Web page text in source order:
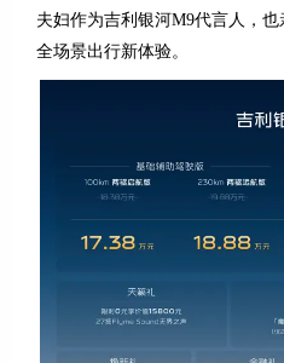
夫妇作为吉利银河M9代言人，
全场景出行新体验。